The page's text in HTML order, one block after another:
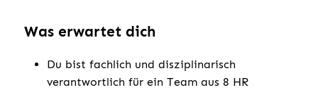
Was erwartet dich
Du bist fachlich und disziplinarisch
verantwortlich für ein Team aus 8 HR